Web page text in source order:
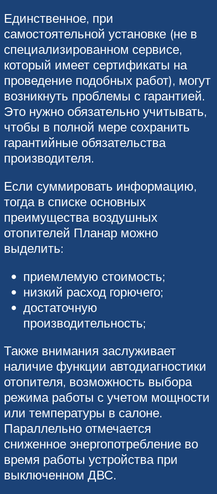
Единственное, при
самостоятельной установке (не в
специализированном сервисе,
который имеет сертификаты на
проведение подобных работ), могут
возникнуть проблемы с гарантией.
Это нужно обязательно учитывать,
чтобы в полной мере сохранить
гарантийные обязательства
производителя.
Если суммировать информацию,
тогда в списке основных
преимущества воздушных
отопителей Планар можно
выделить:
приемлемую стоимость;
низкий расход горючего;
достаточную
производительность;
Также внимания заслуживает
наличие функции автодиагностики
отопителя, возможность выбора
режима работы с учетом мощности
или температуры в салоне.
Параллельно отмечается
сниженное энергопотребление во
время работы устройства при
выключенном ДВС.